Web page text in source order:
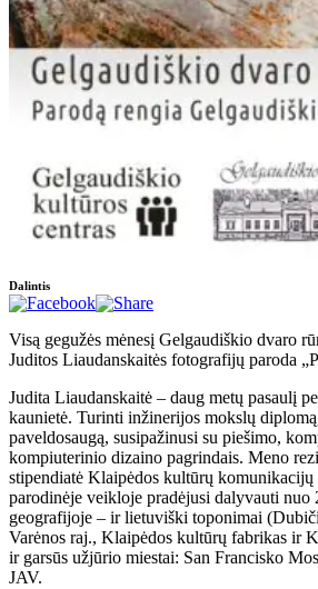
Dalintis
Visą gegužės mėnesį Gelgaudiškio dvaro
Juditos Liaudanskaitės fotografijų paroda
Judita Liaudanskaitė – daug metų pasaulį
kaunietė. Turinti inžinerijos mokslų
paveldosaugą, susipažinusi su piešimo,
kompiuterinio dizaino pagrindais. Meno
stipendiatė Klaipėdos kultūrų
parodinėje veikloje pradėjusi dalyvauti nuo
geografijoje – ir lietuviški toponimai
Varėnos raj., Klaipėdos kultūrų fabrikas ir
ir garsūs užjūrio miestai: San Francisko
JAV.